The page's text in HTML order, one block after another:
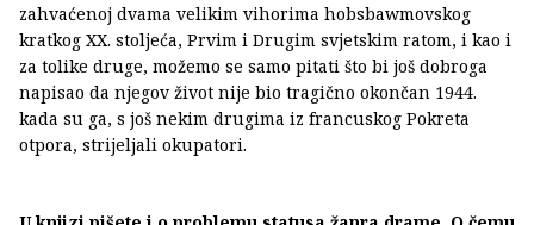
zahvaćenoj dvama velikim vihorima hobsbawmovskog
kratkog XX. stoljeća, Prvim i Drugim svjetskim ratom, i kao i
za tolike druge, možemo se samo pitati što bi još dobroga
napisao da njegov život nije bio tragično okončan 1944.
kada su ga, s još nekim drugima iz francuskog Pokreta
otpora, strijeljali okupatori.